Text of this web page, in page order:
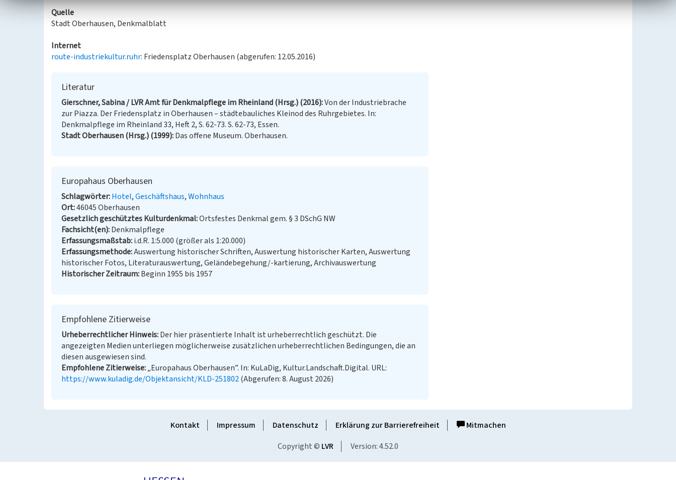
Quelle
Stadt Oberhausen, Denkmalblatt
Internet
route-industriekultur.ruhr: Friedensplatz Oberhausen (abgerufen: 12.05.2016)
Literatur
Gierschner, Sabina / LVR Amt für Denkmalpflege im Rheinland (Hrsg.) (2016) Von der Industriebrache
zur Piazza. Der Friedensplatz in Oberhausen – städtebauliches Kleinod des Ruhrgebietes. In:
Denkmalpflege im Rheinland 33, Heft 2, S. 62-73. S. 62-73, Essen.
Stadt Oberhausen (Hrsg.) (1999) Das offene Museum. Oberhausen.
Europahaus Oberhausen
Schlagwörter Hotel Geschäftshaus Wohnhaus
Ort 46045 Oberhausen
Gesetzlich geschütztes Kulturdenkmal Ortsfestes Denkmal gem. § 3 DSchG NW
Fachsicht(en) Denkmalpflege
Erfassungsmaßstab i.d.R. 1:5.000 (größer als 1:20.000)
Erfassungsmethode Auswertung historischer Schriften, Auswertung historischer Karten, Auswertung
historischer Fotos, Literaturauswertung, Geländebegehung/-kartierung, Archivauswertung
Historischer Zeitraum Beginn 1955 bis 1957
Empfohlene Zitierweise
Urheberrechtlicher Hinweis Der hier präsentierte Inhalt ist urheberrechtlich geschützt. Die
angezeigten Medien unterliegen möglicherweise zusätzlichen urheberrechtlichen Bedingungen, die an
diesen ausgewiesen sind.
Empfohlene Zitierweise „Europahaus Oberhausen”. In: KuLaDig, Kultur.Landschaft.Digital. URL:
https://www.kuladig.de/Objektansicht/KLD-251802(Abgerufen: 8. August 2026)
Kontakt Impressum Datenschutz Erklärung zur Barrierefreiheit
Mitmachen
Copyright © LVR Version: 4.52.0